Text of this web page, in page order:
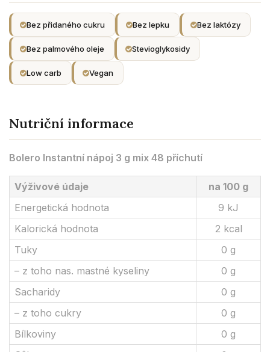
Bez přidaného cukru Bez lepku Bez laktózy
Bez palmového oleje Stevioglykosidy
Low carb Vegan
Nutriční informace
Bolero Instantní nápoj 3 g mix 48 příchutí
Výživové údaje
na 100 g
Energetická hodnota
9 kJ
Kalorická hodnota
2 kcal
Tuky
0 g
– z toho nas. mastné kyseliny
0 g
Sacharidy
0 g
– z toho cukry
0 g
Bílkoviny
0 g